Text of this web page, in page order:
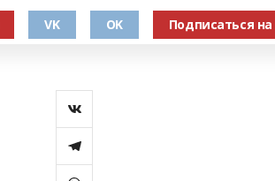
VK OK Подписаться на